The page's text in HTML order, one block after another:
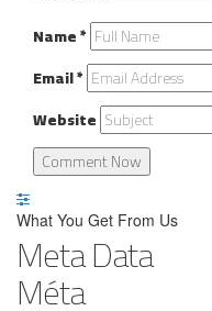
Name*
Email*
Website
What You Get From Us
Meta Data
Méta